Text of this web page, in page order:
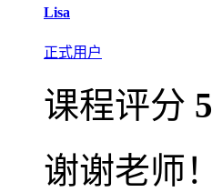
Lisa
正式用户
课程评分 5
谢谢老师！